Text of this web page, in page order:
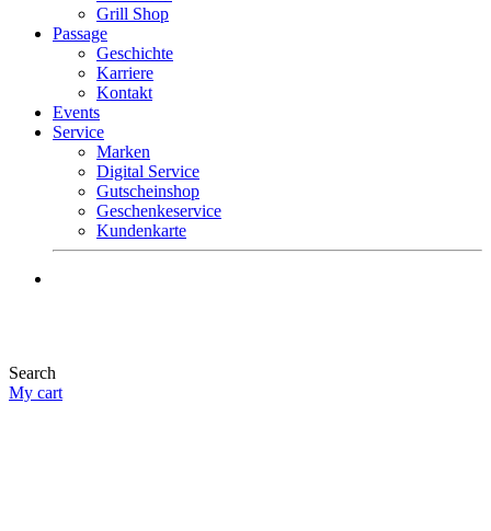
Grill Shop
Passage
Geschichte
Karriere
Kontakt
Events
Service
Marken
Digital Service
Gutscheinshop
Geschenkeservice
Kundenkarte
Search
My cart